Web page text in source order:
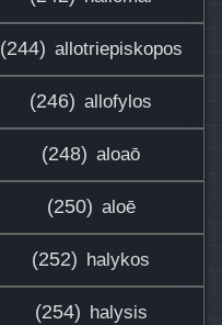
(244) allotriepiskopos
(246) allofylos
(248) aloaō
(250) aloē
(252) halykos
(254) halysis